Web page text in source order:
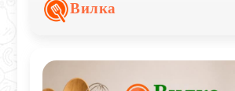
повседневной выпечки.
Вилка